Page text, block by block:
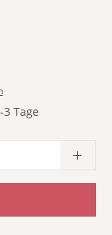
-
Tage